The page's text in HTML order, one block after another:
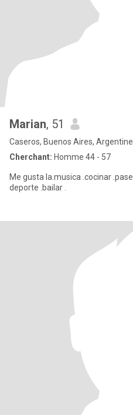
Marian, 51
Caseros, Buenos Aires, Argentine
Cherchant: Homme 44 - 57
Me gusta la.musica .cocinar .pasear sobre todo la natureza.hacer
deporte .bailar .